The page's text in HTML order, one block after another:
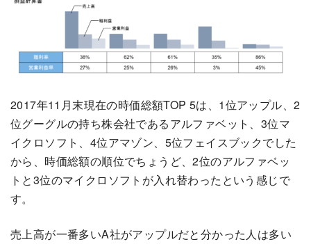
2017年11月末現在の時価総額TOP 5は、1位アップル、2
位グーグルの持ち株会社であるアルファベット、3位マ
イクロソフト、4位アマゾン、5位フェイスブックでした
から、時価総額の順位でちょうど、2位のアルファベッ
トと3位のマイクロソフトが入れ替わったという感じで
す。
売上高が一番多いA社がアップルだと分かった人は多い